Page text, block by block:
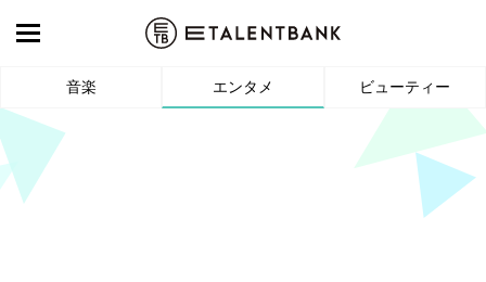
音楽 エンタメ ビューティー